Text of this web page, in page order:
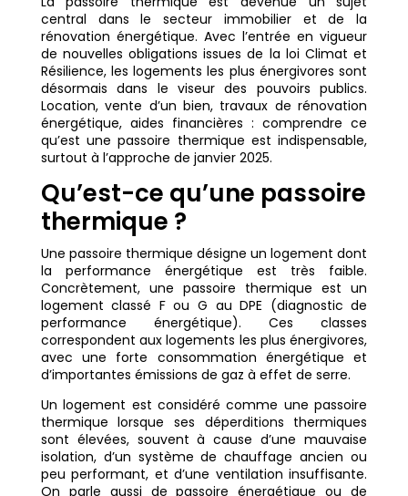
central dans le secteur immobilier et de la
rénovation énergétique. Avec l’entrée en vigueur
de nouvelles obligations issues de la loi Climat et
Résilience, les logements les plus énergivores sont
désormais dans le viseur des pouvoirs publics.
Location, vente d’un bien, travaux de rénovation
énergétique, aides financières : comprendre ce
qu’est une passoire thermique est indispensable,
surtout à l’approche de janvier 2025.
Qu’est-ce qu’une passoire
thermique ?
Une passoire thermique désigne un logement dont
la performance énergétique est très faible.
Concrètement, une passoire thermique est un
logement classé F ou G au DPE (diagnostic de
performance énergétique). Ces classes
correspondent aux logements les plus énergivores,
avec une forte consommation énergétique et
d’importantes émissions de gaz à effet de serre.
Un logement est considéré comme une passoire
thermique lorsque ses déperditions thermiques
sont élevées, souvent à cause d’une mauvaise
isolation, d’un système de chauffage ancien ou
peu performant, et d’une ventilation insuffisante.
On parle aussi de passoire énergétique ou de